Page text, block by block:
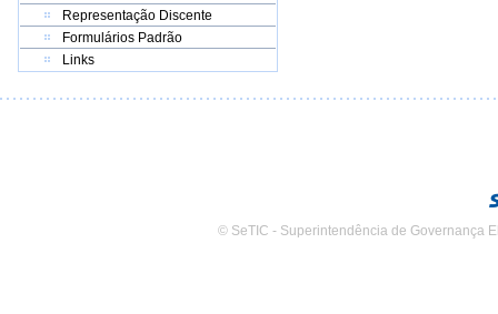
Representação Discente
Formulários Padrão
Links
© SeTIC - Superintendência de Governança